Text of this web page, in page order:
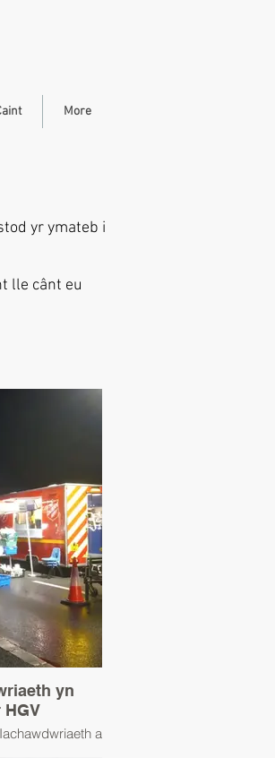
More
yr ymateb i
lle cânt eu
yn
a